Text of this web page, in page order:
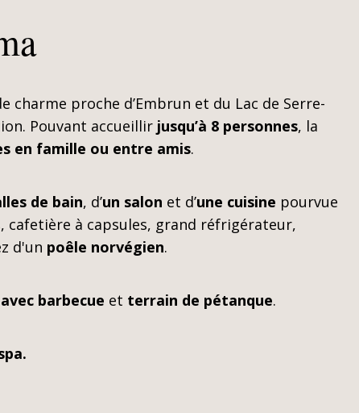
charme proche d’Embrun et du Lac de Serre-
Pouvant accueillir jusqu’à 8 personnes, la
en famille ou entre amis.
de bain, d’un salon et d’une cuisine pourvue
cafetière à capsules, grand réfrigérateur,
d'un poêle norvégien.
barbecue et terrain de pétanque.